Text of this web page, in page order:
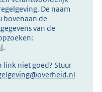
De naam
bovenaan de
van de
.
link niet goed? Stuur